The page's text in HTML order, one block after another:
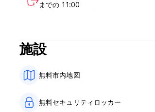
までの 11:00
施設
無料市内地図
無料セキュリティロッカー